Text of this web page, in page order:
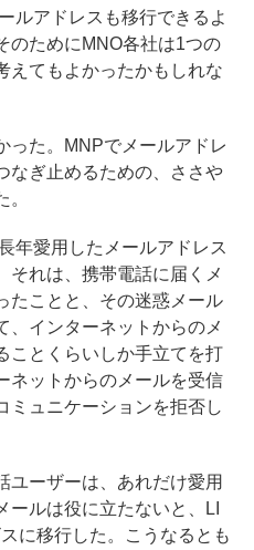
ルアドレスも移行できるよ
のためにMNO各社は1つの
えてもよかったかもしれな
た。MNPでメールアドレ
なぎ止めるための、ささや
年愛用したメールアドレス
それは、携帯電話に届くメ
たことと、その迷惑メール
、インターネットからのメ
ことくらいしか手立てを打
ネットからのメールを受信
ミュニケーションを拒否し
ーザーは、あれだけ愛用
ールは役に立たないと、LI
に移行した。こうなるとも